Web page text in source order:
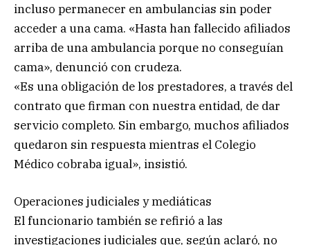
incluso permanecer en ambulancias sin poder
acceder a una cama. «Hasta han fallecido afiliados
arriba de una ambulancia porque no conseguían
cama», denunció con crudeza.
«Es una obligación de los prestadores, a través del
contrato que firman con nuestra entidad, de dar
servicio completo. Sin embargo, muchos afiliados
quedaron sin respuesta mientras el Colegio
Médico cobraba igual», insistió.
Operaciones judiciales y mediáticas
El funcionario también se refirió a las
investigaciones judiciales que, según aclaró, no